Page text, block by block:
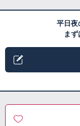
平日夜
ま